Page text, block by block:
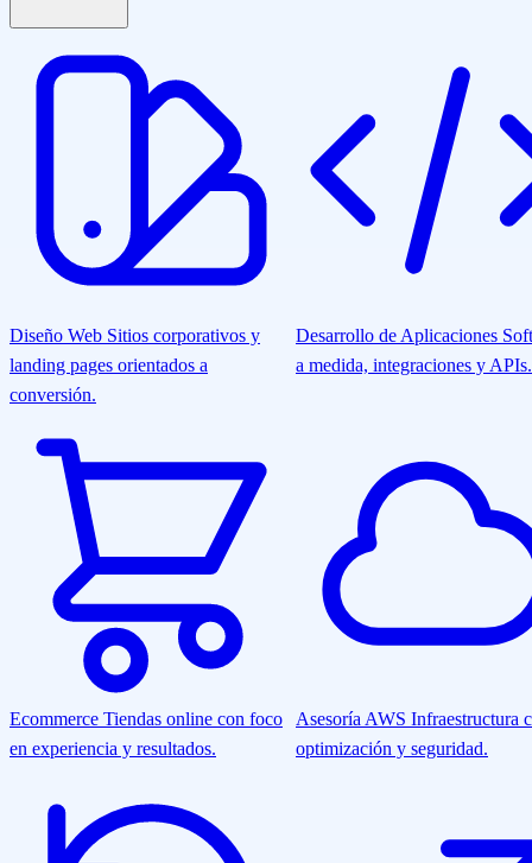
Diseño Web Sitios corporativos y
landing pages orientados a
conversión.
Desarrollo de Aplicaciones
a medida, integraciones y APIs.
Ecommerce Tiendas online con foco
en experiencia y resultados.
Asesoría AWS Infraestructura
optimización y seguridad.